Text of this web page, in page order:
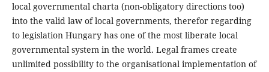
local governmental charta (non-obligatory directions too)
into the valid law of local governments, therefor regarding
to legislation Hungary has one of the most liberate local
governmental system in the world. Legal frames create
unlimited possibility to the organisational implementation of